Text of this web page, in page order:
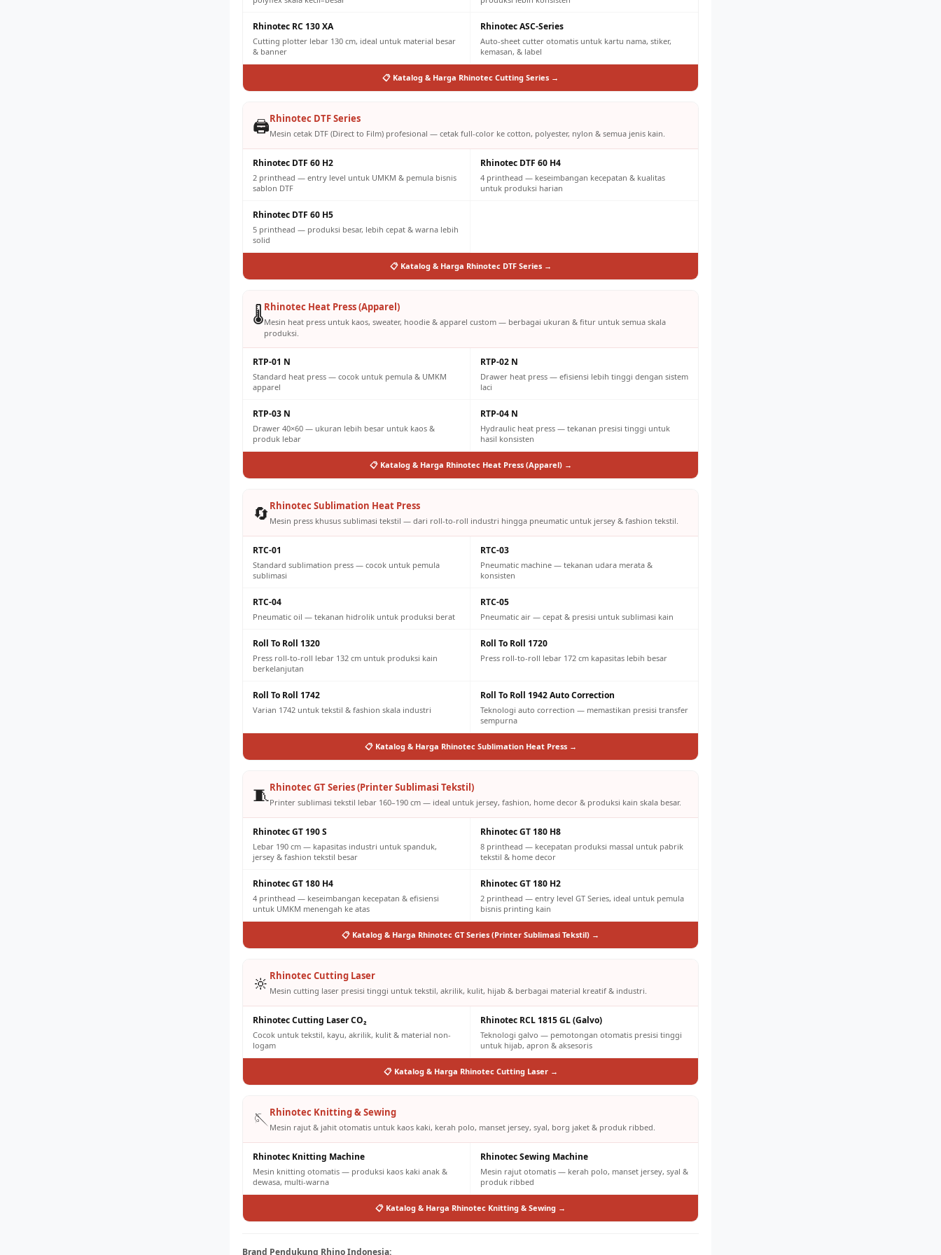
Rhinotec RC 130 XA
Cutting plotter lebar 130 cm, ideal untuk material besar
& banner
Rhinotec ASC-Series
Auto-sheet cutter otomatis untuk kartu nama, stiker,
kemasan, & label
📋 Katalog & Harga Rhinotec Cutting Series →
🖨️Rhinotec DTF Series
Mesin cetak DTF (Direct to Film) profesional — cetak full-color ke cotton, polyester, nylon & semua jenis kain.
Rhinotec DTF 60 H2
2 printhead — entry level untuk UMKM & pemula bisnis
sablon DTF
Rhinotec DTF 60 H4
4 printhead — keseimbangan kecepatan & kualitas
untuk produksi harian
Rhinotec DTF 60 H5
5 printhead — produksi besar, lebih cepat & warna lebih
solid
📋 Katalog & Harga Rhinotec DTF Series →
🌡️Rhinotec Heat Press (Apparel)
Mesin heat press untuk kaos, sweater, hoodie & apparel custom — berbagai ukuran & fitur untuk semua skala
produksi.
RTP-01 N
Standard heat press — cocok untuk pemula & UMKM
apparel
RTP-02 N
Drawer heat press — efisiensi lebih tinggi dengan sistem
laci
RTP-03 N
Drawer 40×60 — ukuran lebih besar untuk kaos &
produk lebar
RTP-04 N
Hydraulic heat press — tekanan presisi tinggi untuk
hasil konsisten
📋 Katalog & Harga Rhinotec Heat Press (Apparel) →
🔄 Rhinotec Sublimation Heat Press
Mesin press khusus sublimasi tekstil — dari roll-to-roll industri hingga pneumatic untuk jersey & fashion tekstil.
RTC-01
Standard sublimation press — cocok untuk pemula
sublimasi
RTC-03
Pneumatic machine — tekanan udara merata &
konsisten
RTC-04
Pneumatic oil — tekanan hidrolik untuk produksi berat
RTC-05
Pneumatic air — cepat & presisi untuk sublimasi kain
Roll To Roll 1320
Press roll-to-roll lebar 132 cm untuk produksi kain
berkelanjutan
Roll To Roll 1720
Press roll-to-roll lebar 172 cm kapasitas lebih besar
Roll To Roll 1742
Varian 1742 untuk tekstil & fashion skala industri
Roll To Roll 1942 Auto Correction
Teknologi auto correction — memastikan presisi transfer
sempurna
📋 Katalog & Harga Rhinotec Sublimation Heat Press →
🧵Rhinotec GT Series (Printer Sublimasi Tekstil)
Printer sublimasi tekstil lebar 160–190 cm — ideal untuk jersey, fashion, home decor & produksi kain skala besar.
Rhinotec GT 190 S
Lebar 190 cm — kapasitas industri untuk spanduk,
jersey & fashion tekstil besar
Rhinotec GT 180 H8
8 printhead — kecepatan produksi massal untuk pabrik
tekstil & home decor
Rhinotec GT 180 H4
4 printhead — keseimbangan kecepatan & efisiensi
untuk UMKM menengah ke atas
Rhinotec GT 180 H2
2 printhead — entry level GT Series, ideal untuk pemula
bisnis printing kain
📋 Katalog & Harga Rhinotec GT Series (Printer Sublimasi Tekstil) →
🔆 Rhinotec Cutting Laser
Mesin cutting laser presisi tinggi untuk tekstil, akrilik, kulit, hijab & berbagai material kreatif & industri.
Rhinotec Cutting Laser CO₂
Cocok untuk tekstil, kayu, akrilik, kulit & material non-
logam
Rhinotec RCL 1815 GL (Galvo)
Teknologi galvo — pemotongan otomatis presisi tinggi
untuk hijab, apron & aksesoris
📋 Katalog & Harga Rhinotec Cutting Laser →
🪡Rhinotec Knitting & Sewing
Mesin rajut & jahit otomatis untuk kaos kaki, kerah polo, manset jersey, syal, borg jaket & produk ribbed.
Rhinotec Knitting Machine
Mesin knitting otomatis — produksi kaos kaki anak &
dewasa, multi-warna
Rhinotec Sewing Machine
Mesin rajut otomatis — kerah polo, manset jersey, syal &
produk ribbed
📋 Katalog & Harga Rhinotec Knitting & Sewing →
Brand Pendukung Rhino Indonesia: